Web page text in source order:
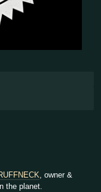
, owner &
the planet.